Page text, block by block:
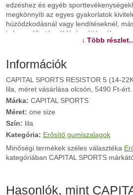
edzéshez és egyéb
megkönnyíti az egyes gyakorlatok
húzódzkodásnál vagy lendítéseknél,
is használható, például nyújtásnál.
↓ Több
Információk
CAPITAL SPORTS RESISTOR 5 (14-
lila, méret vásárlása olcsón, 5490 Ft-ért.
Márka: CAPITAL SPORTS
Méret: one size
Szín: lila
Kategória: Erősítő gumiszalagok
Minőségi termékek széles választéka
kategóriában CAPITAL SPORTS
Hasonlók, mint